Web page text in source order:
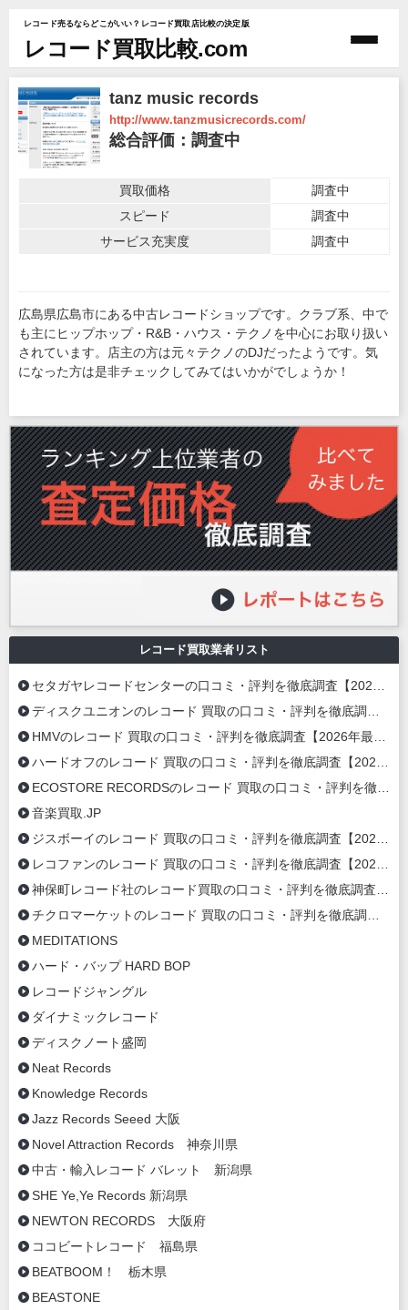
レコード売るならどこがいい？レコード買取店比較の決定版
レコード買取比較.com
tanz music records
http://www.tanzmusicrecords.com/
総合評価：調査中
買取価格
調査中
スピード
調査中
サービス充実度
調査中
広島県広島市にある中古レコードショップです。クラブ系、中で
も主にヒップホップ・R&B・ハウス・テクノを中心にお取り扱い
されています。店主の方は元々テクノのDJだったようです。気
になった方は是非チェックしてみてはいかがでしょうか！
レコード買取業者リスト
セタガヤレコードセンターの口コミ・評判を徹底調査【2026年最新】
ディスクユニオンのレコード 買取の口コミ・評判を徹底調査【2026年最新】
HMVのレコード 買取の口コミ・評判を徹底調査【2026年最新】
ハードオフのレコード 買取の口コミ・評判を徹底調査【2026年最新】
ECOSTORE RECORDSのレコード 買取の口コミ・評判を徹底調査【2020年最新】
音楽買取.JP
ジスボーイのレコード 買取の口コミ・評判を徹底調査【2020年最新】
レコファンのレコード 買取の口コミ・評判を徹底調査【2020年最新】
神保町レコード社のレコード買取の口コミ・評判を徹底調査【2020年最新】
チクロマーケットのレコード 買取の口コミ・評判を徹底調査【2020年最新】
MEDITATIONS
ハード・バップ HARD BOP
レコードジャングル
ダイナミックレコード
ディスクノート盛岡
Neat Records
Knowledge Records
Jazz Records Seeed 大阪
Novel Attraction Records 神奈川県
中古・輸入レコード バレット 新潟県
SHE Ye,Ye Records 新潟県
NEWTON RECORDS 大阪府
ココビートレコード 福島県
BEATBOOM！ 栃木県
BEASTONE